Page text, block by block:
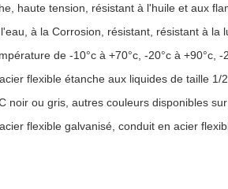
haute tension, résistant à l'huile et aux
à la Corrosion, résistant, résistant à la
de -10°c à +70°c, -20°c à +90°c, -
flexible étanche aux liquides de taille 1/
noir ou gris, autres couleurs disponibles
flexible galvanisé, conduit en acier